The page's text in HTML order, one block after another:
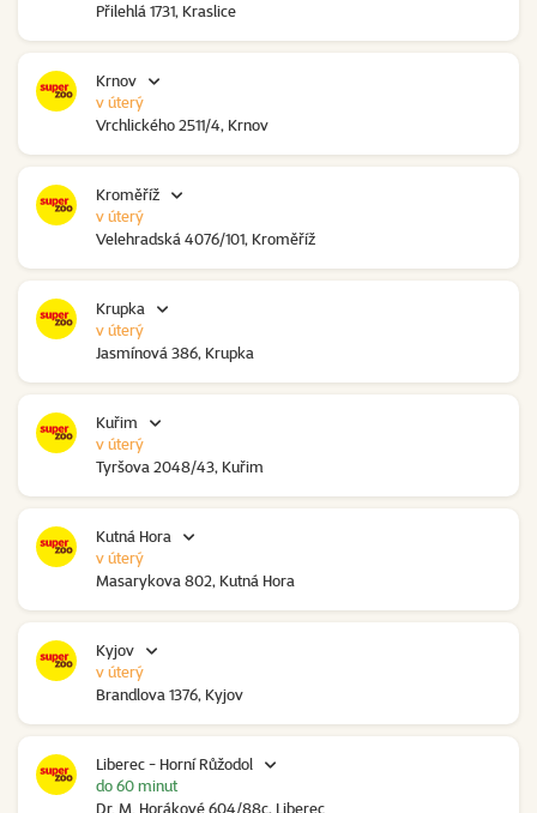
Přilehlá 1731, Kraslice
Krnov
Vrchlického 2511/4, Krnov
v úterý
Kroměříž
Velehradská 4076/101, Kroměříž
v úterý
Krupka
Jasmínová 386, Krupka
v úterý
Kuřim
Tyršova 2048/43, Kuřim
v úterý
Kutná Hora
Masarykova 802, Kutná Hora
v úterý
Kyjov
Brandlova 1376, Kyjov
v úterý
Liberec - Horní Růžodol
Dr. M. Horákové 604/88c, Liberec
do 60 minut